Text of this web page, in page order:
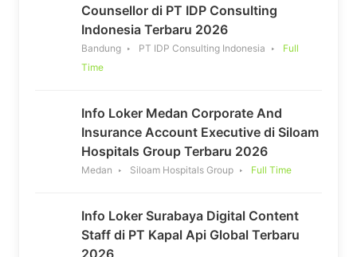
Counsellor di PT IDP Consulting
Indonesia Terbaru 2026
Bandung PT IDP Consulting Indonesia
Full
Time
Info Loker Medan Corporate And
Insurance Account Executive di Siloam
Hospitals Group Terbaru 2026
Medan Siloam Hospitals Group Full Time
Info Loker Surabaya Digital Content
Staff di PT Kapal Api Global Terbaru
2026